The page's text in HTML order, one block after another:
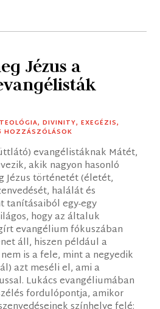
Jézus a
,DIVINITY,EXEGÉZIS,
HOZZÁSZÓLÁSOK
evangélistáknak Mátét,
akik nagyon hasonló
Jézus történetét (életét,
halálát és
tanításaiból egy-egy
hogy az általuk
evangélium fókuszában
áll, hiszen például a
is a fele, mint a negyedik
azt meséli el, ami a
Lukács evangéliumában
fordulópontja, amikor